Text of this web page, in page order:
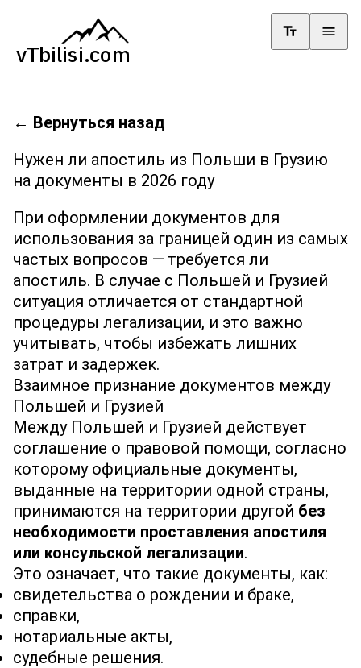
← Вернуться назад
Нужен ли апостиль из Польши в Грузию
на документы в 2026 году
При оформлении документов для
использования за границей один из самых
частых вопросов — требуется ли
апостиль. В случае с Польшей и Грузией
ситуация отличается от стандартной
процедуры легализации, и это важно
учитывать, чтобы избежать лишних
затрат и задержек.
Взаимное признание документов между
Польшей и Грузией
Между Польшей и Грузией действует
соглашение о правовой помощи, согласно
которому официальные документы,
выданные на территории одной страны,
принимаются на территории другой без
необходимости проставления апостиля
или консульской легализации.
Это означает, что такие документы, как:
свидетельства о рождении и браке,
справки,
нотариальные акты,
судебные решения.